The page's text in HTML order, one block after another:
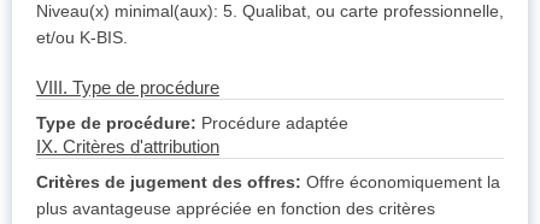
Niveau(x) minimal(aux): 5. Qualibat, ou carte professionnelle,
et/ou K-BIS.
VIII. Type de procédure
Type de procédure: Procédure adaptée
IX. Critères d'attribution
Critères de jugement des offres: Offre économiquement la
plus avantageuse appréciée en fonction des critères